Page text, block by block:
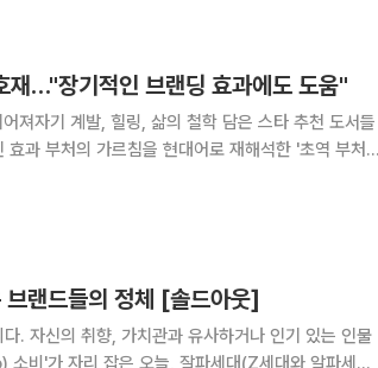
재…"장기적인 브랜딩 효과에도 도움"
져자기 계발, 힐링, 삶의 철학 담은 스타 추천 도서들
역 부처의
(starsell
랜드들의 정체 [솔드아웃]
. 자신의 취향, 가치관과 유사하거나 인기 있는 인물
비'가 자리 잡은 오늘, 잘파세대(Z세대와 알파세대